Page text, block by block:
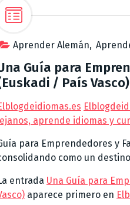
Aprender Alemán,
Guía para
/ País Vasco)
aprende idiomas y
para Emprendedores y
como un
entrada Una Guía para
aparece primero en